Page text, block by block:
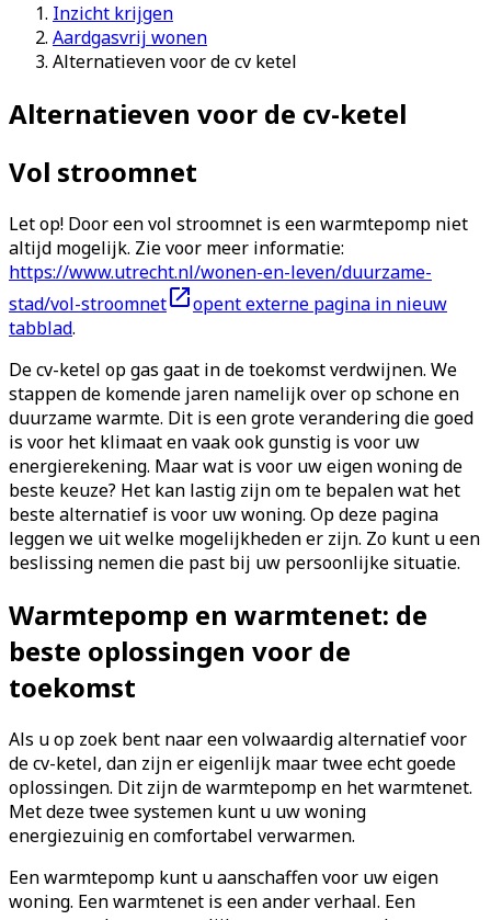
Inzicht krijgen
Aardgasvrij wonen
Alternatieven voor de cv ketel
Alternatieven voor de cv-ketel
Vol stroomnet
Let op! Door een vol stroomnet is een warmtepomp niet
altijd mogelijk. Zie voor meer informatie:
https://www.utrecht.nl/wonen-en-leven/duurzame-
stad/vol-stroomnet
opent externe pagina in nieuw
tabblad.
De cv-ketel op gas gaat in de toekomst verdwijnen. We
stappen de komende jaren namelijk over op schone en
duurzame warmte. Dit is een grote verandering die goed
is voor het klimaat en vaak ook gunstig is voor uw
energierekening. Maar wat is voor uw eigen woning de
beste keuze? Het kan lastig zijn om te bepalen wat het
beste alternatief is voor uw woning. Op deze pagina
leggen we uit welke mogelijkheden er zijn. Zo kunt u een
beslissing nemen die past bij uw persoonlijke situatie.
Warmtepomp en warmtenet: de
beste oplossingen voor de
toekomst
Als u op zoek bent naar een volwaardig alternatief voor
de cv-ketel, dan zijn er eigenlijk maar twee echt goede
oplossingen. Dit zijn de warmtepomp en het warmtenet.
Met deze twee systemen kunt u uw woning
energiezuinig en comfortabel verwarmen.
Een warmtepomp kunt u aanschaffen voor uw eigen
woning. Een warmtenet is een ander verhaal. Een